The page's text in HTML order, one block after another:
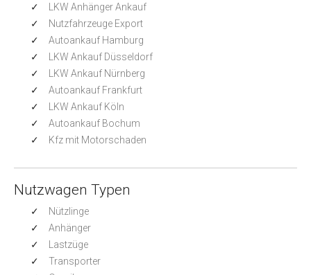
LKW Anhänger Ankauf
Nutzfahrzeuge Export
Autoankauf Hamburg
LKW Ankauf Düsseldorf
LKW Ankauf Nürnberg
Autoankauf Frankfurt
LKW Ankauf Köln
Autoankauf Bochum
Kfz mit Motorschaden
Nutzwagen Typen
Nützlinge
Anhänger
Lastzüge
Transporter